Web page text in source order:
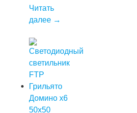
Читать
далее →